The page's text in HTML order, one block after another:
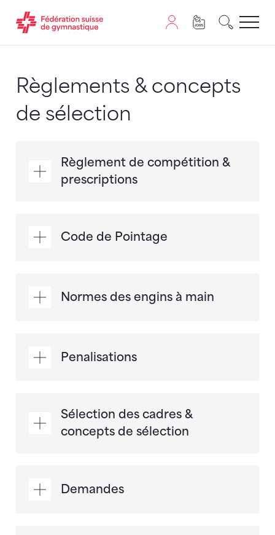
Règlements & concepts
de sélection
Règlement de compétition &
prescriptions
Code de Pointage
Normes des engins à main
Penalisations
Sélection des cadres &
concepts de sélection
Demandes